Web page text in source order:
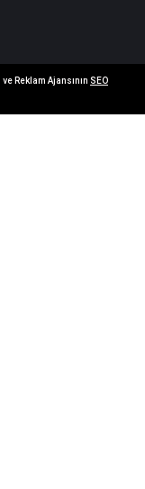
Reklam Ajansının SEO